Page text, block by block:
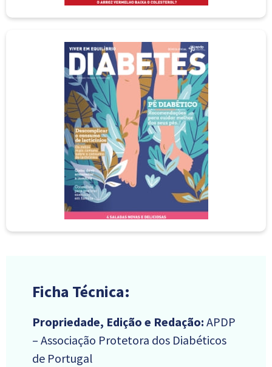
Ficha Técnica:
Propriedade, Edição e Redação: APDP
– Associação Protetora dos Diabéticos
de Portugal